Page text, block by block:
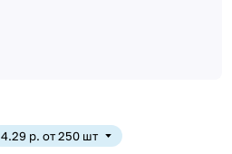
4.29 р. от 250 шт